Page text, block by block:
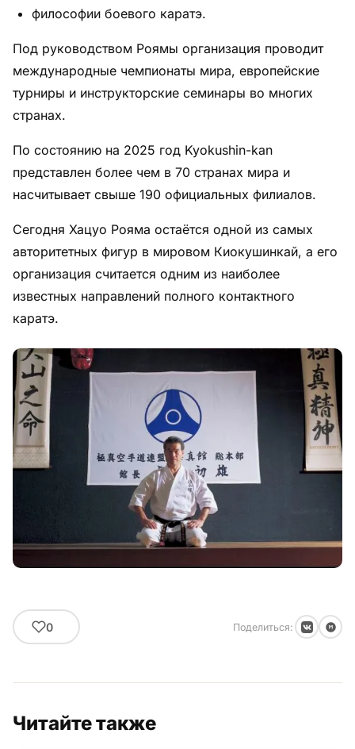
философии боевого каратэ.
Под руководством Роямы организация проводит
международные чемпионаты мира, европейские
турниры и инструкторские семинары во многих
странах.
По состоянию на 2025 год Kyokushin-kan
представлен более чем в 70 странах мира и
насчитывает свыше 190 официальных филиалов.
Сегодня Хацуо Рояма остаётся одной из самых
авторитетных фигур в мировом Киокушинкай, а его
организация считается одним из наиболее
известных направлений полного контактного
каратэ.
0 Поделиться:
Читайте также